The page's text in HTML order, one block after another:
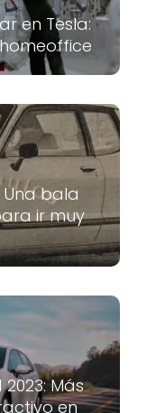
en Tesla:
Una bala
ir muy
Más
en